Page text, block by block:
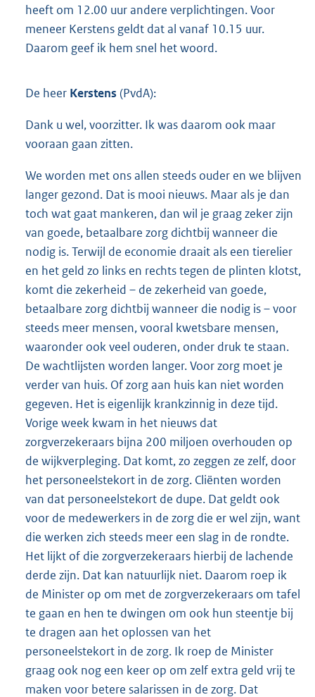
heeft om 12.00 uur andere verplichtingen. Voor
meneer Kerstens geldt dat al vanaf 10.15 uur.
Daarom geef ik hem snel het woord.
De heer Kerstens (PvdA):
Dank u wel, voorzitter. Ik was daarom ook maar
vooraan gaan zitten.
We worden met ons allen steeds ouder en we blijven
langer gezond. Dat is mooi nieuws. Maar als je dan
toch wat gaat mankeren, dan wil je graag zeker zijn
van goede, betaalbare zorg dichtbij wanneer die
nodig is. Terwijl de economie draait als een tierelier
en het geld zo links en rechts tegen de plinten klotst,
komt die zekerheid – de zekerheid van goede,
betaalbare zorg dichtbij wanneer die nodig is – voor
steeds meer mensen, vooral kwetsbare mensen,
waaronder ook veel ouderen, onder druk te staan.
De wachtlijsten worden langer. Voor zorg moet je
verder van huis. Of zorg aan huis kan niet worden
gegeven. Het is eigenlijk krankzinnig in deze tijd.
Vorige week kwam in het nieuws dat
zorgverzekeraars bijna 200 miljoen overhouden op
de wijkverpleging. Dat komt, zo zeggen ze zelf, door
het personeelstekort in de zorg. Cliënten worden
van dat personeelstekort de dupe. Dat geldt ook
voor de medewerkers in de zorg die er wel zijn, want
die werken zich steeds meer een slag in de rondte.
Het lijkt of die zorgverzekeraars hierbij de lachende
derde zijn. Dat kan natuurlijk niet. Daarom roep ik
de Minister op om met de zorgverzekeraars om tafel
te gaan en hen te dwingen om ook hun steentje bij
te dragen aan het oplossen van het
personeelstekort in de zorg. Ik roep de Minister
graag ook nog een keer op om zelf extra geld vrij te
maken voor betere salarissen in de zorg. Dat